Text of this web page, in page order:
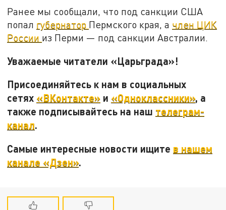
Ранее мы сообщали, что под санкции США
попал губернатор Пермского края, а член ЦИК
России из Перми — под санкции Австралии.
Уважаемые читатели «Царьграда»!
Присоединяйтесь к нам в социальных
сетях «ВКонтакте» и «Одноклассники», а
также подписывайтесь на наш телеграм-
канал.
Самые интересные новости ищите в нашем
канале «Дзен».